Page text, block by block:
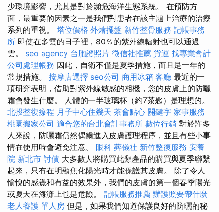
少環境影響，尤其是對於瀕危海洋生態系統。 在預防方
面，最重要的因素之一是我們對患者在該主題上治療的治療
系列的重視。 塔位價格 外燴擺盤 新竹整骨服務 記帳事務
所 即使在多雲的日子裡，80％的紫外線輻射也可以通過
雲。 seo agency 台胞證照片 徵信社推薦 貨運 找專業會計
公司處理帳務 因此，自衛不僅是夏季措施，而且是一年的
常規措施。 按摩店選擇 seo公司 商用冰箱 客廳 最近的一
項研究表明，借助對紫外線敏感的相機，您的皮膚上的防曬
霜會發生什麼。 人體的一半玻璃杯（約7茶匙）是理想的。
北投整復療程 月子中心住幾天 茶會點心 關鍵字 家事服務
桃園搬家公司 適合您的台北會計事務所 數位行銷 對於許多
人來說，防曬霜仍然偶爾進入皮膚護理程序，並且有些小事
情在使用時會避免注意。 眼科 葬儀社 新竹整復服務 安養
院 新北市 討債 大多數人將購買此類產品的購買與夏季聯繫
起來，只有在明顯焦化陽光時才能保護其皮膚。 除了令人
愉悅的感覺和有益的效果外，我們的皮膚的第一個春季陽光
或夏天在海灘上也是危險。 記帳服務推薦 辦護照要帶什麼
老人養護 單人房 但是，如果我們知道保護良好的防曬的秘